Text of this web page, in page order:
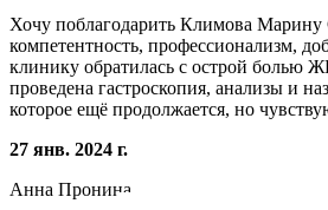
Хочу поблагодарить Климова Марину
компетентность, профессионализм,
клинику обратилась с острой болью
проведена гастроскопия, анализы и
которое ещё продолжается, но
27 янв. 2024 г.
Анна Пронина